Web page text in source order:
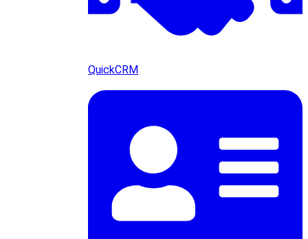
QuickCRM